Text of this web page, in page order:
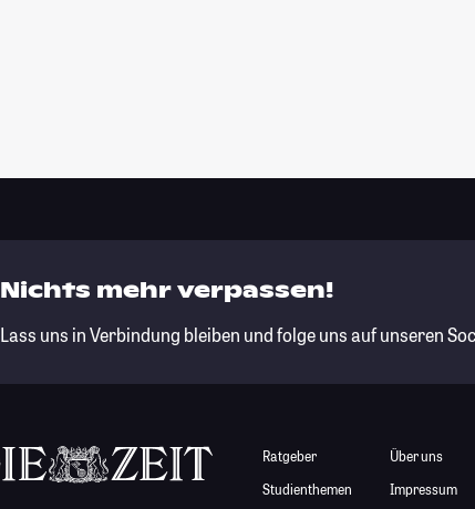
Nichts mehr verpassen!
Lass uns in Verbindung bleiben und folge uns auf unseren
Ratgeber
Studienthemen
Über uns
Impressum